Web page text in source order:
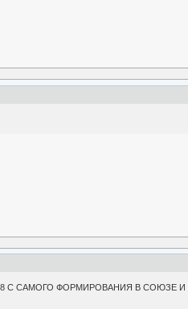
С САМОГО ФОРМИРОВАНИЯ В СОЮЗЕ И